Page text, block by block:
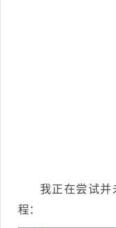
我正在尝试并
程：